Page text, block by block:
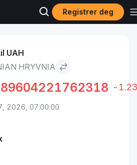
Registrer deg
Pepe to Ukrainian Hryvnia
UAH
HRYVNIA
-
2026, 07:00:00